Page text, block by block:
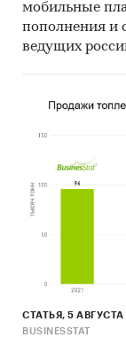
месяц в
последний
2004-2025
Темпы
регионам
Динамика
мобильные
пополнения и
ведущих
СТАТЬЯ, 5 АВГУСТА
BUSINESSTAT